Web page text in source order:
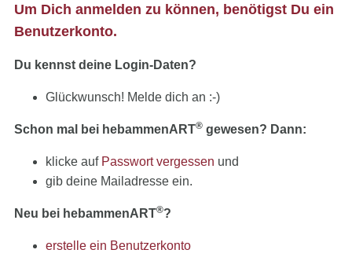
Um Dich anmelden zu können, benötigst Du ein
Benutzerkonto.
Du kennst deine Login-Daten?
Glückwunsch! Melde dich an :-)
Schon mal bei hebammenART® gewesen? Dann:
klicke auf Passwort vergessen und
gib deine Mailadresse ein.
Neu bei hebammenART®?
erstelle ein Benutzerkonto